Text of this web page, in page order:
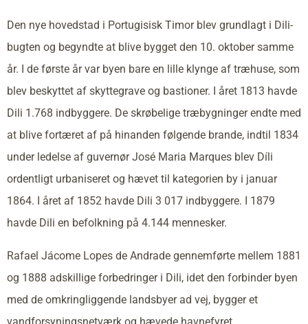
Den nye hovedstad i Portugisisk Timor blev grundlagt i Dili-
bugten og begyndte at blive bygget den 10. oktober samme
år. I de første år var byen bare en lille klynge af træhuse, som
blev beskyttet af skyttegrave og bastioner. I året 1813 havde
Dili 1.768 indbyggere. De skrøbelige træbygninger endte med
at blive fortæret af på hinanden følgende brande, indtil 1834
under ledelse af guvernør José Maria Marques blev Díli
ordentligt urbaniseret og hævet til kategorien by i januar
1864. I året af 1852 havde Dili 3 017 indbyggere. I 1879
havde Dili en befolkning på 4.144 mennesker.
Rafael Jácome Lopes de Andrade gennemførte mellem 1881
og 1888 adskillige forbedringer i Dili, idet den forbinder byen
med de omkringliggende landsbyer ad vej, bygger et